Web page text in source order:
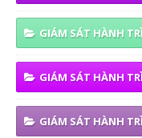
GIÁM SÁT HÀNH
GIÁM SÁT HÀNH
GIÁM SÁT HÀNH